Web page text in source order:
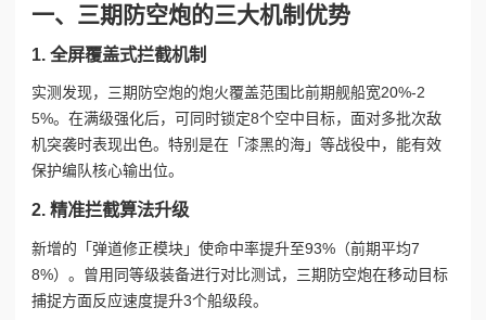
一、三期防空炮的三大机制优势
1. 全屏覆盖式拦截机制
实测发现，三期防空炮的炮火覆盖范围比前期舰船宽20%-2
5%。在满级强化后，可同时锁定8个空中目标，面对多批次敌
机突袭时表现出色。特别是在「漆黑的海」等战役中，能有效
保护编队核心输出位。
2. 精准拦截算法升级
新增的「弹道修正模块」使命中率提升至93%（前期平均7
8%）。曾用同等级装备进行对比测试，三期防空炮在移动目标
捕捉方面反应速度提升3个船级段。